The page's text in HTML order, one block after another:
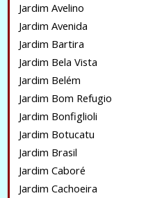
Jardim Avelino
Jardim Avenida
Jardim Bartira
Jardim Bela Vista
Jardim Belém
Jardim Bom Refugio
Jardim Bonfiglioli
Jardim Botucatu
Jardim Brasil
Jardim Caboré
Jardim Cachoeira